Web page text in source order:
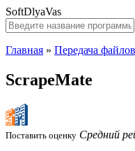
SoftDlyaVas
Главная » Передача
ScrapeMate
Поставить оценку Средний